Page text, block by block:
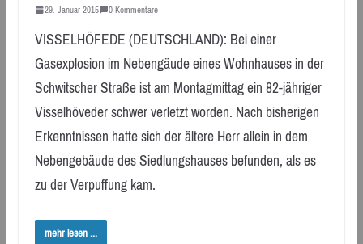
29. Januar 2015 0 Kommentare
VISSELHÖFEDE (DEUTSCHLAND): Bei einer
Gasexplosion im Nebengäude eines Wohnhauses in der
Schwitscher Straße ist am Montagmittag ein 82-jähriger
Visselhöveder schwer verletzt worden. Nach bisherigen
Erkenntnissen hatte sich der ältere Herr allein in dem
Nebengebäude des Siedlungshauses befunden, als es
zu der Verpuffung kam.
mehr lesen ...